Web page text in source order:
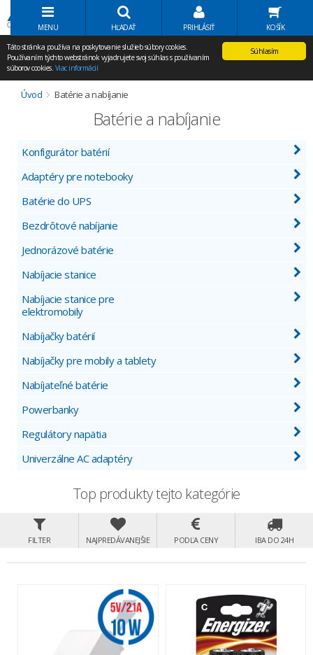
Volať Agem
MENU HĽADAŤ PRIHLÁSIŤ KOŠÍK
Súhlasím
Táto stránka používa na poskytovanie služieb súbory cookies.
Používaním týchto webstránok vyjadrujete svoj súhlas s používaním
súborov cookies. Viac informácií
Úvod Batérie a nabíjanie
Batérie a nabíjanie
Konfigurátor batérií
Adaptéry pre notebooky
Batérie do UPS
Bezdrôtové nabíjanie
Jednorázové batérie
Nabíjacie stanice
Nabíjacie stanice pre
elektromobily
Nabíjačky batérií
Nabíjačky pre mobily a tablety
Nabíjateľné batérie
Powerbanky
Regulátory napätia
Univerzálne AC adaptéry
Top produkty tejto kategórie
FILTER NAJPREDÁVANEJŠIE PODĽA CENY IBA DO 24H